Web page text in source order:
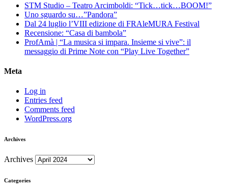
STM Studio – Teatro Arcimboldi: “Tick…tick…BOOM!”
Uno sguardo su…”Pandora”
Dal 24 luglio l’VIII edizione di FRAleMURA Festival
Recensione: “Casa di bambola”
ProfAmà | “La musica si impara. Insieme si vive”: il
messaggio di Prime Note con “Play Live Together”
Meta
Log in
Entries feed
Comments feed
WordPress.org
Archives
Archives
Categories